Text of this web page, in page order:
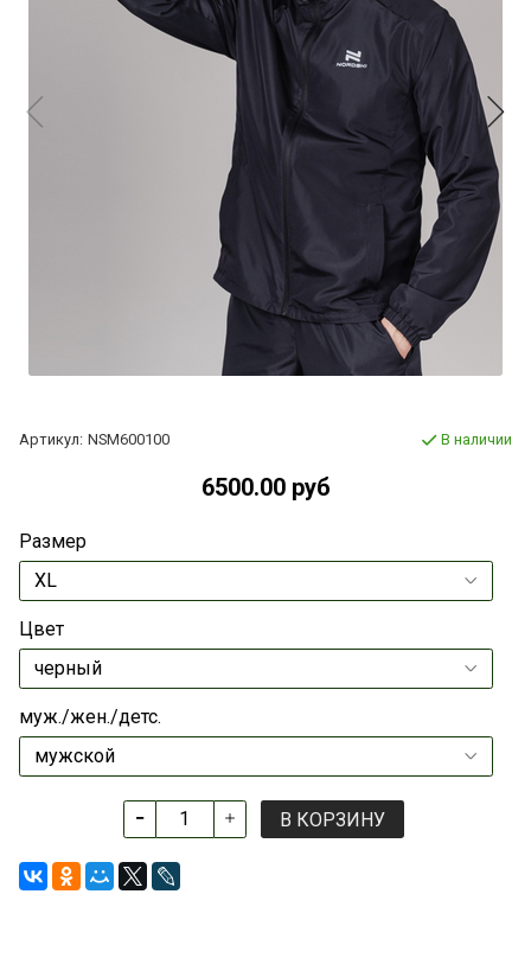
Артикул: NSM600100 В наличии
6500.00 руб
Размер
Цвет
муж./жен./детс.
В КОРЗИНУ